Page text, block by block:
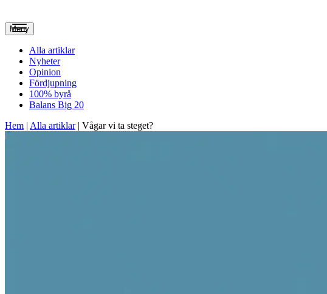
Meny
Alla artiklar
Nyheter
Opinion
Fördjupning
100% byrå
Balans Big 20
Hem | Alla artiklar| Vågar vi ta steget?